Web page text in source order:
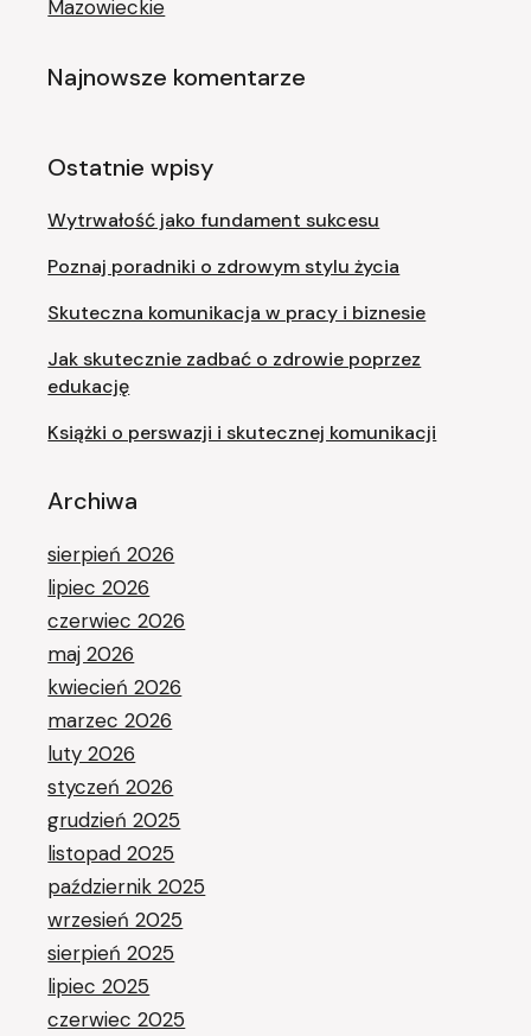
Mazowieckie
Najnowsze komentarze
Ostatnie wpisy
Wytrwałość jako fundament sukcesu
Poznaj poradniki o zdrowym stylu życia
Skuteczna komunikacja w pracy i biznesie
Jak skutecznie zadbać o zdrowie poprzez
edukację
Książki o perswazji i skutecznej komunikacji
Archiwa
sierpień 2026
lipiec 2026
czerwiec 2026
maj 2026
kwiecień 2026
marzec 2026
luty 2026
styczeń 2026
grudzień 2025
listopad 2025
październik 2025
wrzesień 2025
sierpień 2025
lipiec 2025
czerwiec 2025